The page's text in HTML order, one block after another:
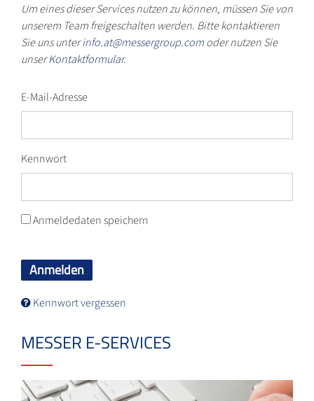
Um eines dieser Services nutzen zu können, müssen Sie von
unserem Team freigeschalten werden. Bitte kontaktieren
Sie uns unterinfo.at@messergroup.comoder nutzen Sie
unserKontaktformular.
E-Mail-Adresse
Kennwort
Anmeldedaten speichern
Anmelden
Kennwort vergessen
MESSER E-SERVICES